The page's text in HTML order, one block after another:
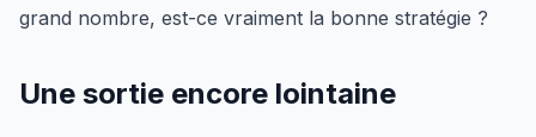
grand nombre, est-ce vraiment la bonne stratégie ?
Une sortie encore lointaine